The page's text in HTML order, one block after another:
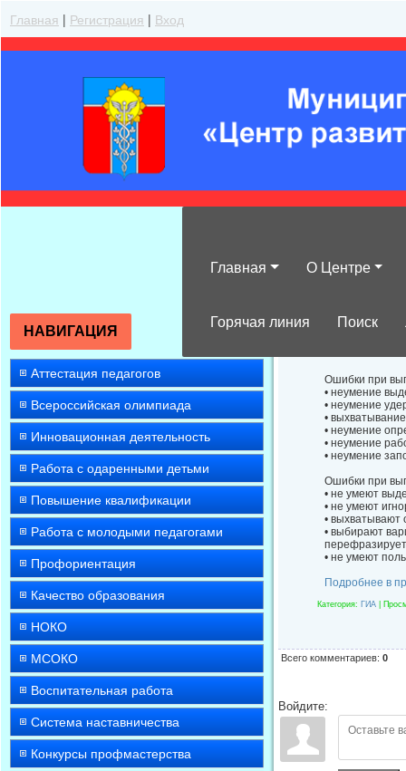
Главная | Регистрация | Вход
Главная О Центре
Горячая линия Поиск
НАВИГАЦИЯ
Аттестация педагогов
Всероссийская олимпиада
Инновационная деятельность
Работа с одаренными детьми
Повышение квалификации
Работа с молодыми педагогами
Профориентация
Качество образования
НОКО
МСОКО
Воспитательная работа
Система наставничества
Конкурсы профмастерства
английского
Ошибки при
• неумение
• неумение
•
• неумение
• неумение
• неумение
Ошибки при
• не умеют
• не умеют
• выхватывают
• выбирают
• не умеют
Подробнее в
Категория: ГИА
Всего комментариев: 0
Войдите: